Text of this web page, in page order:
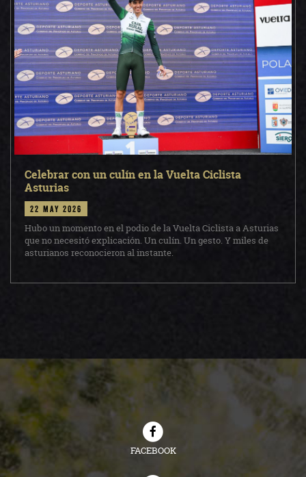
Celebrar con un culín en la Vuelta Ciclista
Asturias
22 may 2026
Hubo un momento en el podio de la Vuelta Ciclista a Asturias
que no necesitó explicación. Un culín. Un gesto. Y miles de
asturianos reconocieron al instante.
FACEBOOK